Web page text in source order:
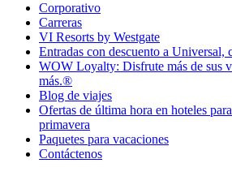
Corporativo
Carreras
VI Resorts by Westgate
Entradas con descuento a Universal,
WOW Loyalty: Disfrute más de sus
más.®
Blog de viajes
Ofertas de última hora en hoteles
primavera
Paquetes para vacaciones
Contáctenos